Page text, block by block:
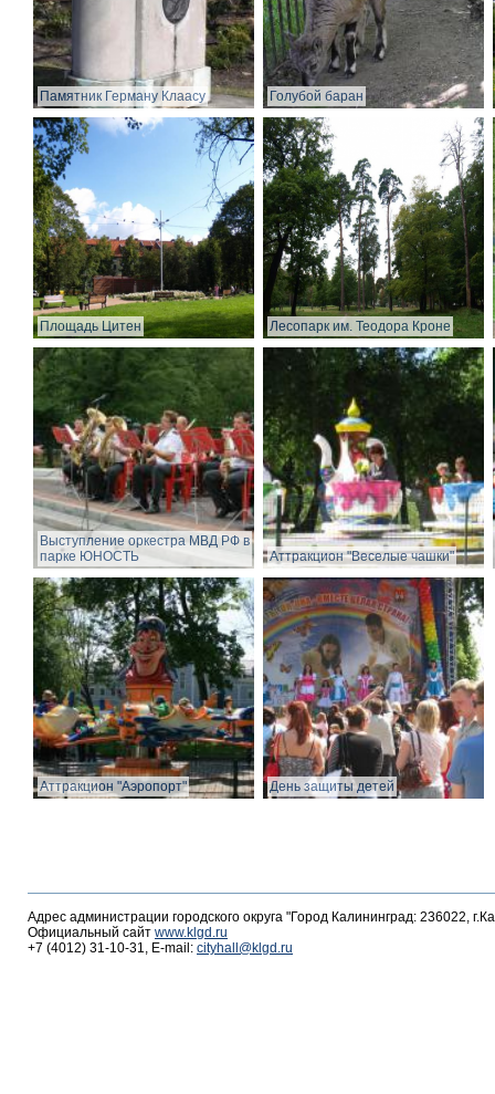
Памятник Герману Клаасу Голубой баран
Площадь Цитен Лесопарк им. Теодора Кроне
Выступление оркестра МВД РФ в
парке ЮНОСТЬ
Аттракцион "Веселые чашки"
Аттракцион "Аэропорт" День защиты детей
Адрес администрации городского округа "Город Калининград: 236022,
Официальный сайт www.klgd.ru
+7 (4012) 31-10-31, E-mail: cityhall@klgd.ru